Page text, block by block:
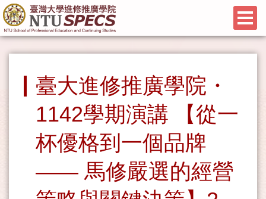
臺大進修推廣學院・
1142學期演講 【從一
杯優格到一個品牌
—— 馬修嚴選的經營